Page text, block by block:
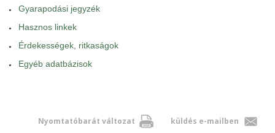
Gyarapodási jegyzék
Hasznos linkek
Érdekességek, ritkaságok
Egyéb adatbázisok
Nyomtatóbarát változat küldés e-mailben